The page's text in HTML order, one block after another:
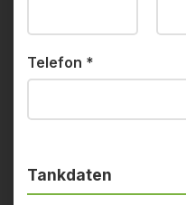
Telefon *
Tankdaten